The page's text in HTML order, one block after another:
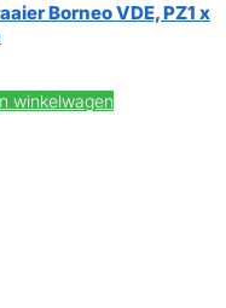
Borneo VDE, PZ1 x
winkelwagen